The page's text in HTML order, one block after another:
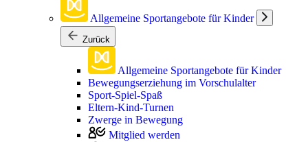
Allgemeine Sportangebote für Kinder
Zurück
Allgemeine Sportangebote für Kinder
Bewegungserziehung im Vorschulalter
Sport-Spiel-Spaß
Eltern-Kind-Turnen
Zwerge in Bewegung
Mitglied werden